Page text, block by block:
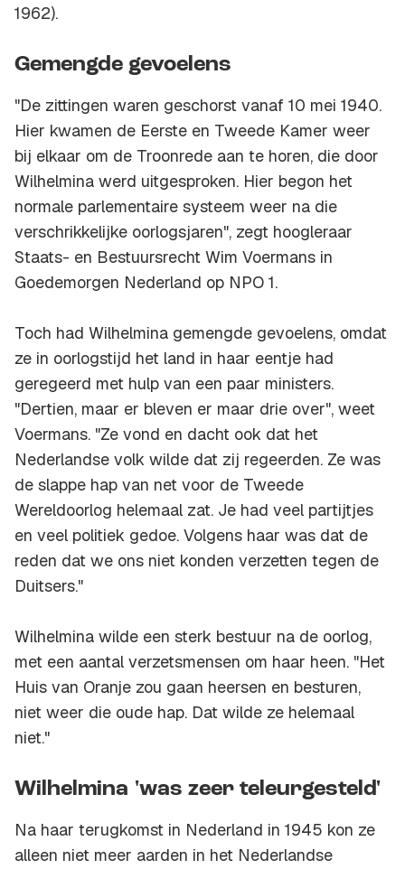
1962).
Gemengde gevoelens
"De zittingen waren geschorst vanaf 10 mei 1940.
Hier kwamen de Eerste en Tweede Kamer weer
bij elkaar om de Troonrede aan te horen, die door
Wilhelmina werd uitgesproken. Hier begon het
normale parlementaire systeem weer na die
verschrikkelijke oorlogsjaren", zegt hoogleraar
Staats- en Bestuursrecht Wim Voermans in
Goedemorgen Nederland op NPO 1.
Toch had Wilhelmina gemengde gevoelens, omdat
ze in oorlogstijd het land in haar eentje had
geregeerd met hulp van een paar ministers.
"Dertien, maar er bleven er maar drie over", weet
Voermans. "Ze vond en dacht ook dat het
Nederlandse volk wilde dat zij regeerden. Ze was
de slappe hap van net voor de Tweede
Wereldoorlog helemaal zat. Je had veel partijtjes
en veel politiek gedoe. Volgens haar was dat de
reden dat we ons niet konden verzetten tegen de
Duitsers."
Wilhelmina wilde een sterk bestuur na de oorlog,
met een aantal verzetsmensen om haar heen. "Het
Huis van Oranje zou gaan heersen en besturen,
niet weer die oude hap. Dat wilde ze helemaal
niet."
Wilhelmina 'was zeer teleurgesteld'
Na haar terugkomst in Nederland in 1945 kon ze
alleen niet meer aarden in het Nederlandse